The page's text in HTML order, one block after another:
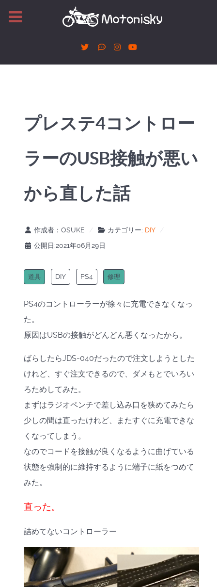
プレステ4コントロー
ラーのUSB接触が悪い
から直した話
作成者： OSUKE カテゴリー: DIY
公開日:2021年06月29日
道具 DIY PS4 修理
PS4のコントローラーが徐々に充電できなくなっ
た。
原因はUSBの接触がどんどん悪くなったから。
ばらしたらJDS-040だったので注文しようとした
けれど、すぐ注文できるので、ダメもとでいろい
ろためしてみた。
まずはラジオペンチで差し込み口を狭めてみたら
少しの間は直ったけれど、またすぐに充電できな
くなってしまう。
なのでコードを接触が良くなるように曲げている
状態を強制的に維持するように端子に紙をつめて
みた。
直った。
詰めてないコントローラー